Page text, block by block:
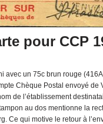
pour CCP
avec un 75c brun rouge
Chèque Postal envoyé de
de l’établissement
au dos mentionne la
Ce qui motive le retour à